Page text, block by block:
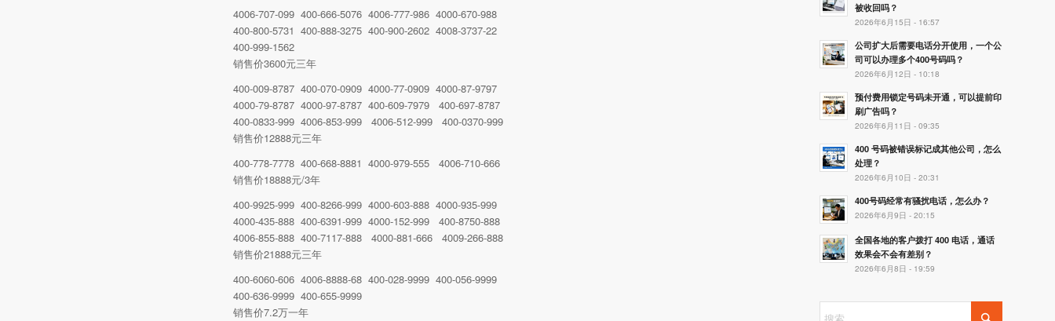
4006-707-099 400-666-5076 4006-777-986 4000-670-988
400-800-5731 400-888-3275 400-900-2602 4008-3737-22
400-999-1562
销售价3600元三年
400-009-8787 400-070-0909 4000-77-0909 4000-87-9797
4000-79-8787 4000-97-8787 400-609-7979 400-697-8787
400-0833-999 4006-853-999 4006-512-999 400-0370-999
销售价12888元三年
400-778-7778 400-668-8881 4000-979-555 4006-710-666
销售价18888元/3年
400-9925-999 400-8266-999 4000-603-888 4000-935-999
4000-435-888 400-6391-999 4000-152-999 400-8750-888
4006-855-888 400-7117-888 4000-881-666 4009-266-888
销售价21888元三年
400-6060-606 4006-8888-68 400-028-9999 400-056-9999
400-636-9999 400-655-9999
销售价7.2万一年
被收回吗？
2026年6月15日 - 16:57
公司扩大后需要电话分开使用，一个公
司可以办理多个400号码吗？
2026年6月12日 - 10:18
预付费用锁定号码未开通，可以提前印
刷广告吗？
2026年6月11日 - 09:35
400 号码被错误标记成其他公司，怎么
处理？
2026年6月10日 - 20:31
400号码经常有骚扰电话，怎么办？
2026年6月9日 - 20:15
全国各地的客户拨打 400 电话，通话
效果会不会有差别？
2026年6月8日 - 19:59